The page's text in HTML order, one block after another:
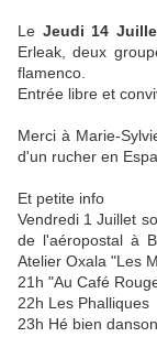
Le Jeudi 14
Erleak, deux
flamenco.
Entrée libre et
Merci à Marie-
d'un rucher en
Et petite info
Vendredi 1 Juillet
de l'aéropostal à
Atelier Oxala "Les
21h "Au Café
22h Les
23h Hé bien